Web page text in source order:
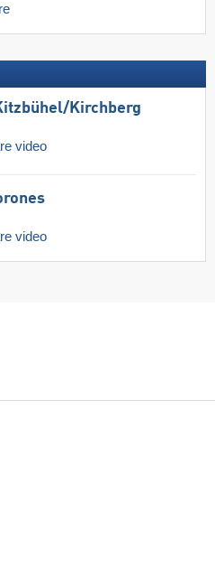
​Kirchberg
video
video